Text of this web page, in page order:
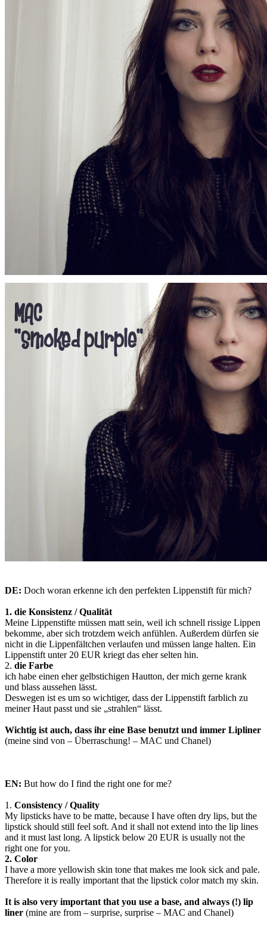
DE: Doch woran erkenne ich den perfekten Lippenstift für mich?
1. die Konsistenz / Qualität
Meine Lippenstifte müssen matt sein, weil ich schnell rissige Lippen
bekomme, aber sich trotzdem weich anfühlen. Außerdem dürfen sie
nicht in die Lippenfältchen verlaufen und müssen lange halten. Ein
Lippenstift unter 20 EUR kriegt das eher selten hin.
2. die Farbe
ich habe einen eher gelbstichigen Hautton, der mich gerne krank
und blass aussehen lässt.
Deswegen ist es um so wichtiger, dass der Lippenstift farblich zu
meiner Haut passt und sie „strahlen“ lässt.
Wichtig ist auch, dass ihr eine Base benutzt und immer Lipliner
(meine sind von – Überraschung! – MAC und Chanel)
EN: But how do I find the right one for me?
1. Consistency / Quality
My lipsticks have to be matte, because I have often dry lips, but the
lipstick should still feel soft. And it shall not extend into the lip lines
and it must last long. A lipstick below 20 EUR is usually not the
right one for you.
2. Color
I have a more yellowish skin tone that makes me look sick and pale.
Therefore it is really important that the lipstick color match my skin.
It is also very important that you use a base, and always (!) lip
liner (mine are from – surprise, surprise – MAC and Chanel)